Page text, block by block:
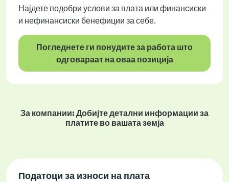
Најдете подобри услови за плата или финансиски
и нефинансиски бенефиции за себе.
Погледнете ги понудите за работа што
одговараат на оваа позиција
За компании: Добијте детални информации за
платите во вашата земја
Податоци за износи на плата